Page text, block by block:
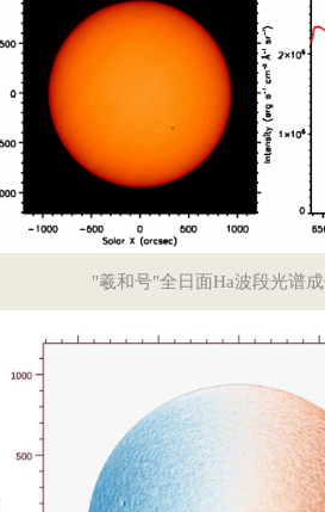
"羲和号"全日面Ha波段光谱